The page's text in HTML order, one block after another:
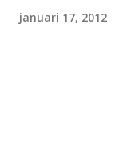
januari 17, 2012